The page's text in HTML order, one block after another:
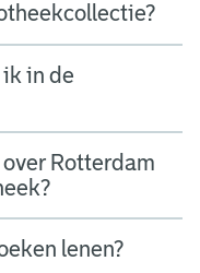
in de
Rotterdam
lenen?